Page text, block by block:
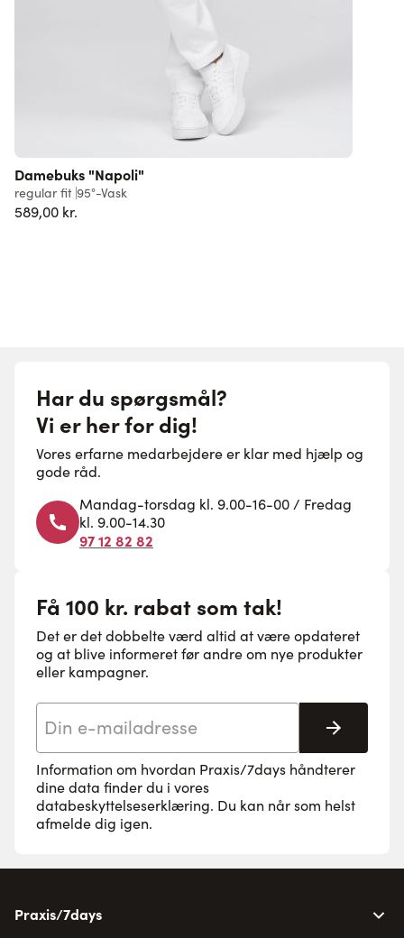
Damebuks "Napoli"
regular fit 95°-Vask
589,00 kr.
Har du spørgsmål?
Vi er her for dig!
Vores erfarne medarbejdere er klar med hjælp og
gode råd.
Mandag-torsdag kl. 9.00-16-00 / Fredag
kl. 9.00-14.30
97 12 82 82
Få 100 kr. rabat som tak!
Det er det dobbelte værd altid at være opdateret
og at blive informeret før andre om nye produkter
eller kampagner.
Tilmeld
Information om hvordan Praxis/7days håndterer
dine data finder du i vores
databeskyttelseserklæring. Du kan når som helst
afmelde dig igen.
Praxis/7days